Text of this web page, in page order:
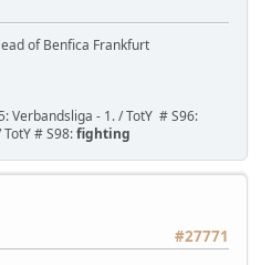
of Benfica Frankfurt
Verbandsliga - 1. / TotY # S96:
# S98:fighting
#27771